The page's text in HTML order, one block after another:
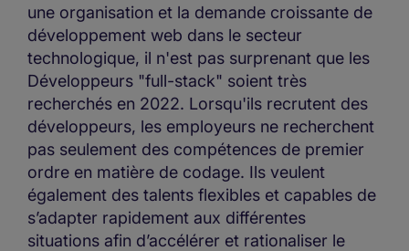
une organisation et la demande croissante de
développement web dans le secteur
technologique, il n'est pas surprenant que les
Développeurs "full-stack" soient très
recherchés en 2022. Lorsqu'ils recrutent des
développeurs, les employeurs ne recherchent
pas seulement des compétences de premier
ordre en matière de codage. Ils veulent
également des talents flexibles et capables de
s’adapter rapidement aux différentes
situations afin d’accélérer et rationaliser le